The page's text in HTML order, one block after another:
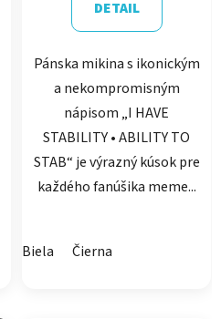
DETAIL
Pánska mikina s ikonickým
a nekompromisným
nápisom „I HAVE
STABILITY • ABILITY TO
STAB“ je výrazný kúsok pre
každého fanúšika meme...
Biela Čierna